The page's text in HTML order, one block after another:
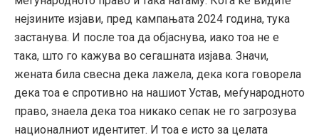
нејзините изјави, пред кампањата 2024 година, тука
застанува. И после тоа да објаснува, иако тоа не е
така, што го кажува во сегашната изјава. Значи,
жената била свесна дека лажела, дека кога говорела
дека тоа е спротивно на нашиот Устав, меѓународното
право, знаела дека тоа никако сепак не го загрозува
националниот идентитет. И тоа е исто за целата